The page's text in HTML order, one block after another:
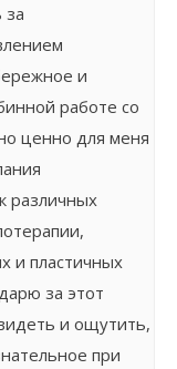
за
и
работе со
ценно для меня
различных
и пластичных
за этот
и ощутить,
при